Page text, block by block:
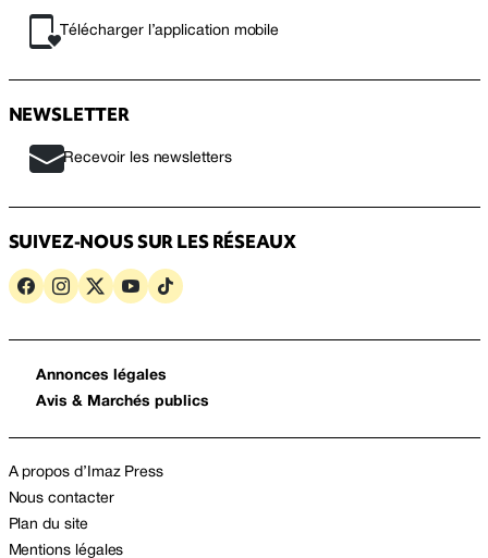
Télécharger l’application mobile
NEWSLETTER
Recevoir les newsletters
SUIVEZ-NOUS SUR LES RÉSEAUX
Annonces légales
Avis & Marchés publics
A propos d’Imaz Press
Nous contacter
Plan du site
Mentions légales